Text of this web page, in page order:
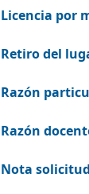
Licencia por
Retiro del
Razón
Razón
Nota